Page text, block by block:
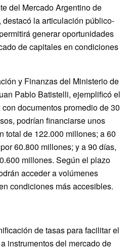
del Mercado Argentino de
la articulación público-
generar oportunidades
de capitales en condiciones
y Finanzas del Ministerio de
Pablo Batistelli, ejemplificó el
documentos promedio de 30
podrían financiarse unos
total de 122.000 millones; a 60
60.800 millones; y a 90 días,
millones. Según el plazo
acceder a volúmenes
condiciones más accesibles.
de tasas para facilitar el
instrumentos del mercado de